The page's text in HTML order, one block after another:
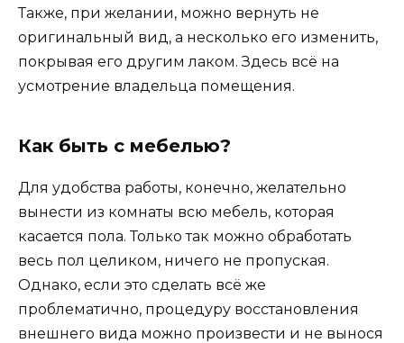
Также, при желании, можно вернуть не
оригинальный вид, а несколько его изменить,
покрывая его другим лаком. Здесь всё на
усмотрение владельца помещения.
Как быть с мебелью?
Для удобства работы, конечно, желательно
вынести из комнаты всю мебель, которая
касается пола. Только так можно обработать
весь пол целиком, ничего не пропуская.
Однако, если это сделать всё же
проблематично, процедуру восстановления
внешнего вида можно произвести и не вынося